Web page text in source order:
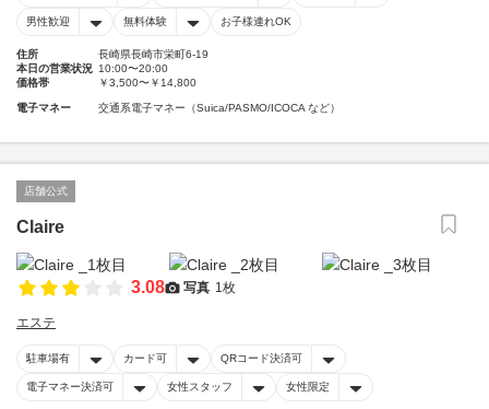
男性歓迎 無料体験 お子様連れOK
住所
長崎県長崎市栄町6-19
本日の営業状況 10:00〜20:00
価格帯
￥3,500〜￥14,800
電子マネー 交通系電子マネー（Suica/PASMO/ICOCA など）
店舗公式
Claire
3.08 写真 1枚
エステ
駐車場有 カード可 QRコード決済可
電子マネー決済可 女性スタッフ 女性限定